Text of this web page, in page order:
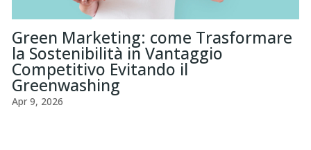
Green Marketing: come Trasformare
la Sostenibilità in Vantaggio
Competitivo Evitando il
Greenwashing
Apr 9, 2026